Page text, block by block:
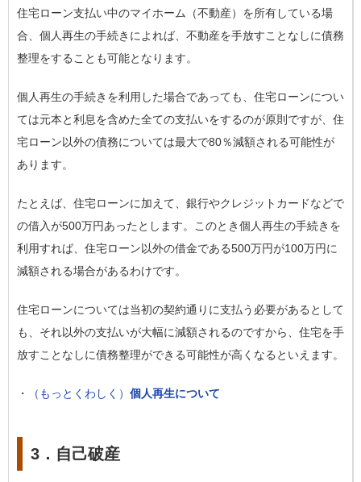
住宅ローン支払い中のマイホーム（不動産）を所有している場
合、個人再生の手続きによれば、不動産を手放すことなしに債務
整理をすることも可能となります。
個人再生の手続きを利用した場合であっても、住宅ローンについ
ては元本と利息を含めた全ての支払いをするのが原則ですが、住
宅ローン以外の債務については最大で80％減額される可能性が
あります。
たとえば、住宅ローンに加えて、銀行やクレジットカードなどで
の借入が500万円あったとします。このとき個人再生の手続きを
利用すれば、住宅ローン以外の借金である500万円が100万円に
減額される場合があるわけです。
住宅ローンについては当初の契約通りに支払う必要があるとして
も、それ以外の支払いが大幅に減額されるのですから、住宅を手
放すことなしに債務整理ができる可能性が高くなるといえます。
・ （もっとくわしく） 個人再生について
3．自己破産